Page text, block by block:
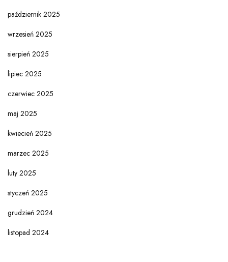
październik 2025
wrzesień 2025
sierpień 2025
lipiec 2025
czerwiec 2025
maj 2025
kwiecień 2025
marzec 2025
luty 2025
styczeń 2025
grudzień 2024
listopad 2024